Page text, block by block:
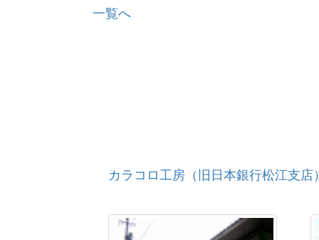
一覧へ
カラコロ工房（旧日本銀行松江支店